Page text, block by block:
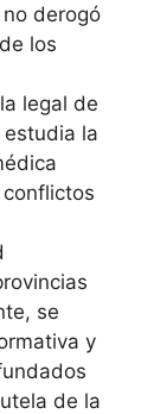
derogó
los
legal de
la
se
y
de la